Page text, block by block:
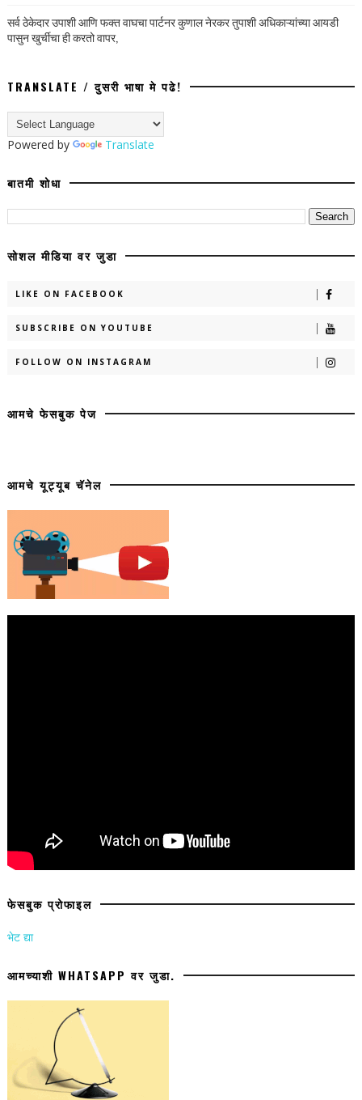
सर्व ठेकेदार उपाशी आणि फक्त वाघचा पार्टनर कुणाल नेरकर तुपाशी अधिकाऱ्यांच्या आयडी
पासुन खुर्चीचा ही करतो वापर,
TRANSLATE / दुसरी भाषा मे पढे!
Powered by Translate
बातमी शोधा
सोशल मीडिया वर जुडा
LIKE ON FACEBOOK
SUBSCRIBE ON YOUTUBE
FOLLOW ON INSTAGRAM
आमचे फेसबुक पेज
आमचे यूट्यूब चॅनेल
फेसबुक प्रोफाइल
भेट द्या
आमच्याशी WHATSAPP वर जुडा.